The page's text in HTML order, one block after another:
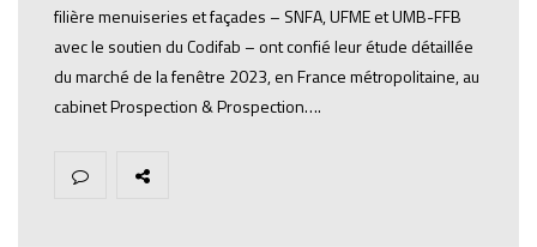
filière menuiseries et façades – SNFA, UFME et UMB-FFB
avec le soutien du Codifab – ont confié leur étude détaillée
du marché de la fenêtre 2023, en France métropolitaine, au
cabinet Prospection & Prospection….